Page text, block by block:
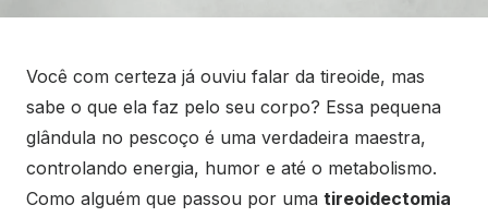
Você com certeza já ouviu falar da tireoide, mas
sabe o que ela faz pelo seu corpo? Essa pequena
glândula no pescoço é uma verdadeira maestra,
controlando energia, humor e até o metabolismo.
Como alguém que passou por uma tireoidectomia